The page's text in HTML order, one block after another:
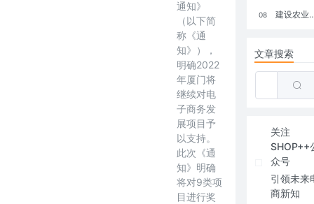
通知》
（以下简
称《通
知》），
明确2022
年厦门将
继续对电
子商务发
展项目予
以支持。
此次《通
知》明确
将对9类项
目进行奖
08 建设农业强国，网上商城来助力！
文章搜索
关注
SHOP++
众号
引领未来
商新知